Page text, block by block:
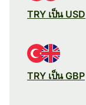
TRY เป็น USD
TRY เป็น GBP